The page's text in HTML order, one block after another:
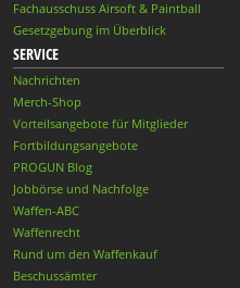
Fachausschuss Airsoft & Paintball
Gesetzgebung im Überblick
SERVICE
Nachrichten
Merch-Shop
Vorteilsangebote für Mitglieder
Fortbildungsangebote
PROGUN Blog
Jobbörse und Nachfolge
Waffen-ABC
Waffenrecht
Rund um den Waffenkauf
Beschussämter